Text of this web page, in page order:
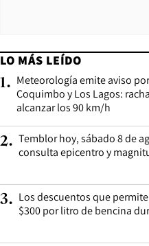
LO MÁS LEÍDO
1. Meteorología emite aviso
Coquimbo y Los Lagos:
alcanzar los 90 km/h
2. Temblor hoy, sábado 8 de
consulta epicentro y
3. Los descuentos que
$300 por litro de bencina